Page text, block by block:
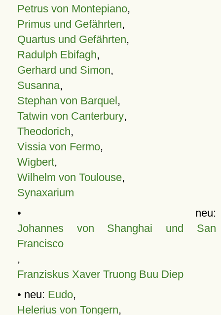
Petrus von Montepiano,
Primus und Gefährten,
Quartus und Gefährten,
Radulph Ebifagh,
Gerhard und Simon,
Susanna,
Stephan von Barquel,
Tatwin von Canterbury,
Theodorich,
Vissia von Fermo,
Wigbert,
Wilhelm von Toulouse,
Synaxarium
• neu:
Johannes von Shanghai und San
Francisco
,
Franziskus Xaver Truong Buu Diep
• neu: Eudo,
Helerius von Tongern,